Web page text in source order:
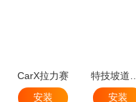
CarX拉力赛
安装
安装